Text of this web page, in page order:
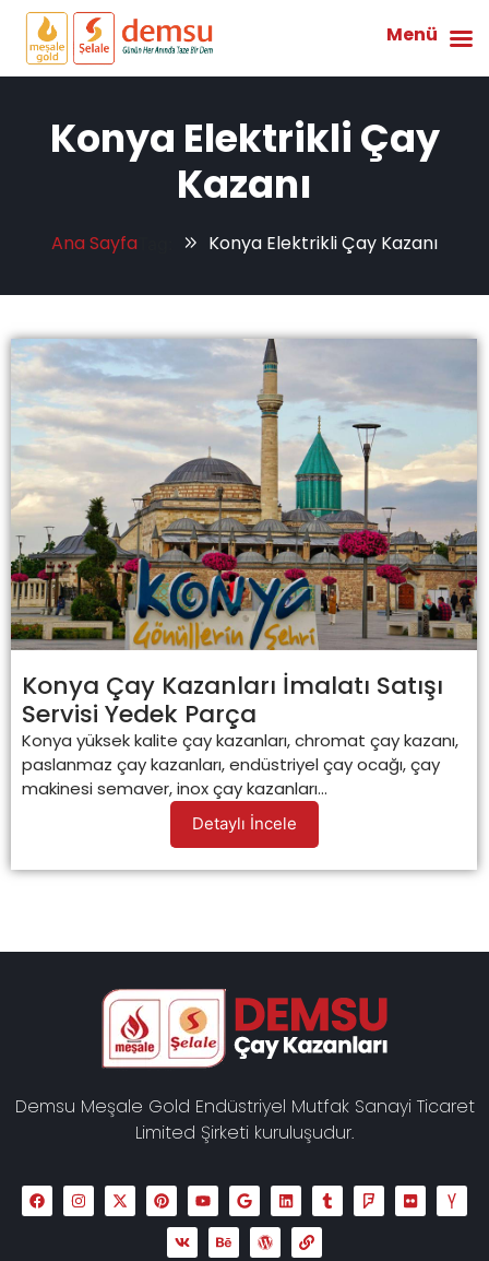
Konya Elektrikli Çay
Kazanı
Ana Sayfa Konya Elektrikli Çay Kazanı
Konya Çay Kazanları İmalatı Satışı
Servisi Yedek Parça
Konya yüksek kalite çay kazanları, chromat çay kazanı,
paslanmaz çay kazanları, endüstriyel çay ocağı, çay
makinesi semaver, inox çay kazanları...
Detaylı İncele
Demsu Meşale Gold Endüstriyel Mutfak Sanayi Ticaret
Limited Şirketi kuruluşudur.
Menü